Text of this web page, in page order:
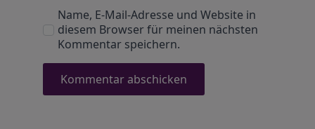
Name, E-Mail-Adresse und Website in
diesem Browser für meinen nächsten
Kommentar speichern.